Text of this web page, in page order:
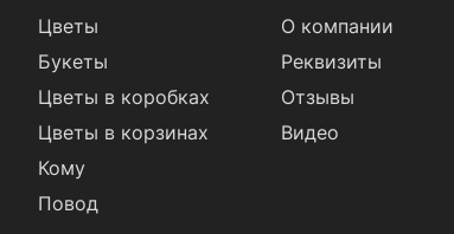
Цветы
Букеты
Цветы в коробках
Цветы в корзинах
Кому
Повод
О компании
Реквизиты
Отзывы
Видео